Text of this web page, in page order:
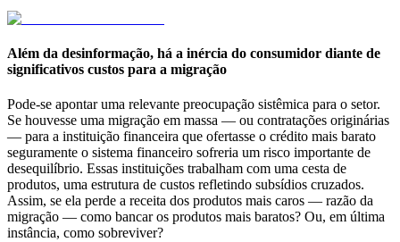
Além da desinformação, há a inércia do consumidor diante de
significativos custos para a migração
Pode-se apontar uma relevante preocupação sistêmica para o setor.
Se houvesse uma migração em massa — ou contratações originárias
— para a instituição financeira que ofertasse o crédito mais barato
seguramente o sistema financeiro sofreria um risco importante de
desequilíbrio. Essas instituições trabalham com uma cesta de
produtos, uma estrutura de custos refletindo subsídios cruzados.
Assim, se ela perde a receita dos produtos mais caros — razão da
migração — como bancar os produtos mais baratos? Ou, em última
instância, como sobreviver?